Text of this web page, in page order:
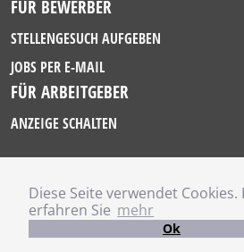
Diese Seite verwendet Cookies.
erfahren Sie mehr
Ok
FÜR BEWERBER
STELLENGESUCH AUFGEBEN
JOBS PER E-MAIL
FÜR ARBEITGEBER
ANZEIGE SCHALTEN
IMPRESSUM
DATENSCHUTZ